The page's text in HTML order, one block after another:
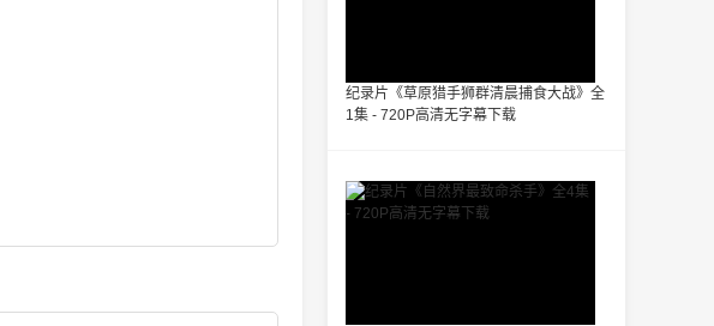
纪录片《草原猎手狮群清晨捕食大战》全
1集 - 720P高清无字幕下载